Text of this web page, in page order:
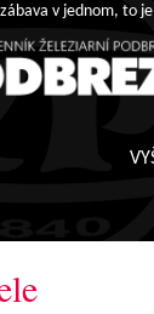
v jednom, to je